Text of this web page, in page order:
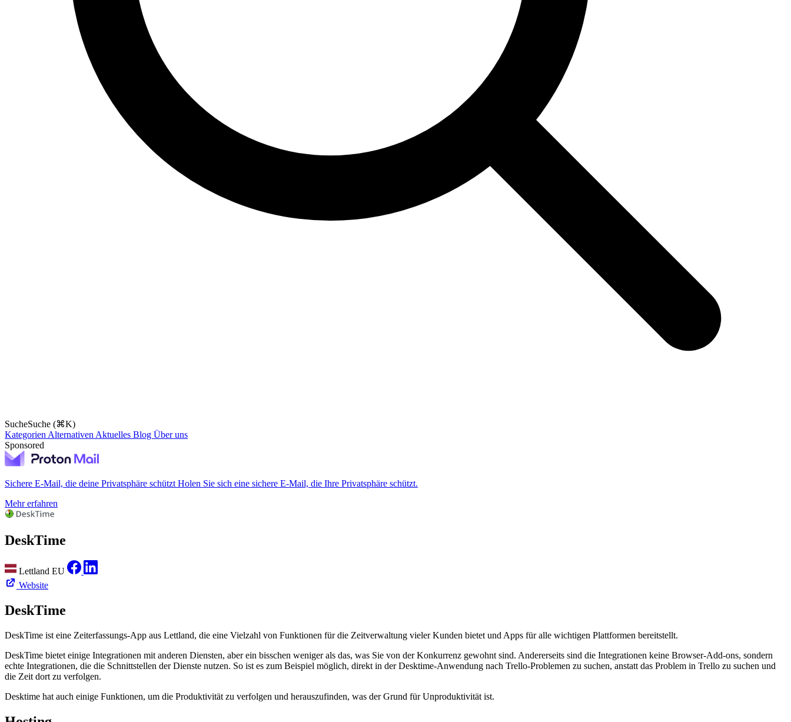
SucheSuche (⌘K)
Kategorien Alternativen Aktuelles Blog Über uns
Sponsored
Sichere E-Mail, die deine Privatsphäre schützt Holen Sie sich eine sichere E-Mail, die Ihre Privatsphäre schützt.
Mehr erfahren
DeskTime
Lettland EU
Website
DeskTime
DeskTime ist eine Zeiterfassungs-App aus Lettland, die eine Vielzahl von Funktionen für die Zeitverwaltung vieler Kunden bietet und Apps für alle wichtigen Plattformen bereitstellt.
DeskTime bietet einige Integrationen mit anderen Diensten, aber ein bisschen weniger als das, was Sie von der Konkurrenz gewohnt sind. Andererseits sind die Integrationen keine Browser-Add-ons, sondern
echte Integrationen, die die Schnittstellen der Dienste nutzen. So ist es zum Beispiel möglich, direkt in der Desktime-Anwendung nach Trello-Problemen zu suchen, anstatt das Problem in Trello zu suchen und
die Zeit dort zu verfolgen.
Desktime hat auch einige Funktionen, um die Produktivität zu verfolgen und herauszufinden, was der Grund für Unproduktivität ist.